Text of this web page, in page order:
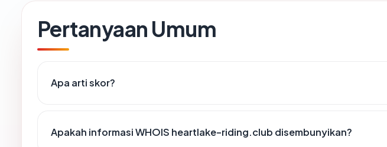
Pertanyaan Umum
Apa arti skor?
Apakah informasi WHOIS heartlake-riding.club disembunyikan?